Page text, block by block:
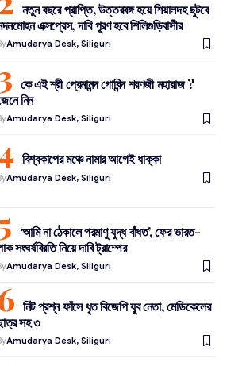
নতুন বছরে প্রাপ্তি, উত্তরবঙ্গ হয়ে শিয়ালদহ ছুটবে
এক্সপ্রেস, দাবি পূরণ হবে শিলিগুড়িবাসীর
Amudarya Desk, Siliguri
কে এই শ্রী প্রেমানন্দ গোবিন্দ শরণজী মহারাজ ?
নিন
Amudarya Desk, Siliguri
বিশ্বকাপের মঞ্চে নামার আগেই ধাক্কা
Amudarya Desk, Siliguri
‘আমি না ঠেকালে পরমাণু যুদ্ধ বাঁধত’, ফের ভারত-
সংঘর্ষবিরতি নিয়ে দাবি ট্রাম্পের
Amudarya Desk, Siliguri
নিট প্রশ্ন ফাঁসে ধৃত বিজেপি যুব নেতা, মেডিকেলের
সহ ৩
Amudarya Desk, Siliguri